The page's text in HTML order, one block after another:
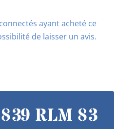
ayant acheté ce
de laisser un avis.
RLM 83